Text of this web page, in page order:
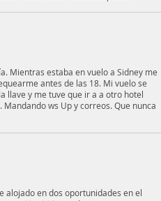
Mientras estaba en vuelo a Sidney me
antes de las 18. Mi vuelo se
llave y me tuve que ir a a otro hotel
ws Up y correos. Que nunca
alojado en dos oportunidades en el